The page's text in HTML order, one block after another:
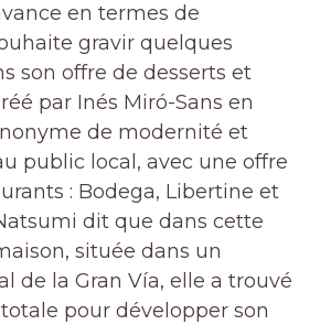
en termes de
gravir quelques
son offre de desserts et
par Inés Miró-Sans en
de modernité et
public local, avec une offre
: Bodega, Libertine et
dit que dans cette
située dans un
de la Gran Vía, elle a trouvé
pour développer son